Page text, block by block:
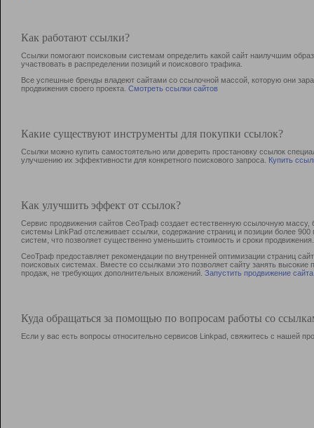
Как работают ссылки?
Ссылки помогают поисковым системам определить какой сайт наилучшим
участвовать в раcпределении позиций и поискового трафика.
Все успешные бренды владеют сайтами со ссылочной массой, которую они
продвижения своего проекта. Смотреть ссылки сайтов
Какие существуют инструменты для покупки ссылок?
Ссылки можно купить самостоятельно или доверить простановку ссылок
улучшению их эффективности для конкретного поискового запроса. Купить
Как улучшить эффект от ссылок?
Сервис продвижения сайтов СеоТраф создает естественную ссылочную
системы LinkPad отслеживает ссылки, содержание страниц и позиции более
систем, что позволяет существенно уменьшить стоимость и сроки продвижения.
СеоТраф предоставляет рекомендации по внутренней оптимизации страниц
поисковых системах. Вместе со ссылками это позволяет сайту занять
продаж, не требующих дополнительных вложений. Запустить продвижение сайта
Куда обращаться за помощью по вопросам работы со
Если у вас есть вопросы относительно сервисов Linkpad, свяжитесь с нашей